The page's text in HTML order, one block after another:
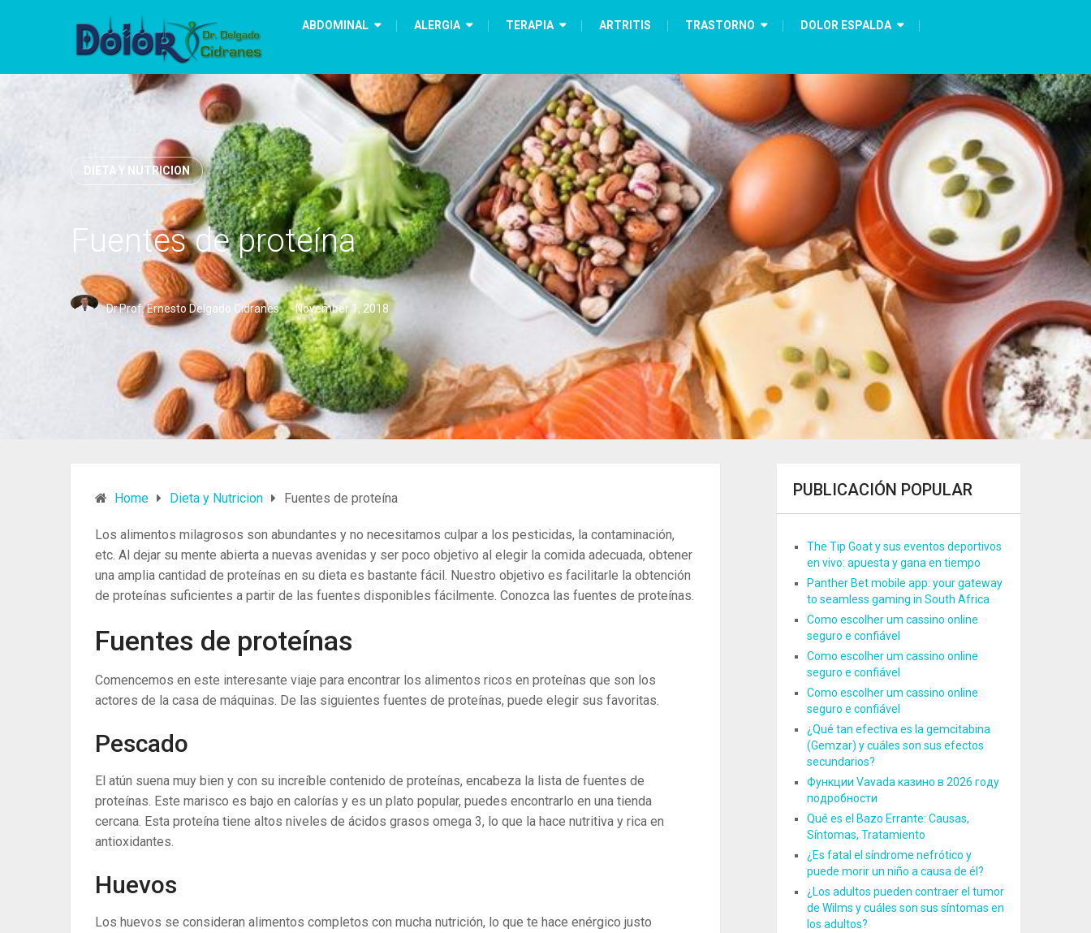
ABDOMINAL ALERGIA TERAPIA ARTRITIS TRASTORNO DOLOR ESPALDA
DIETA Y NUTRICION
Fuentes de proteína
Dr.Prof. Ernesto Delgado Cidranes November 1, 2018
Home Dieta y Nutricion Fuentes de proteína
Los alimentos milagrosos son abundantes y no necesitamos culpar a los pesticidas, la contaminación,
etc. Al dejar su mente abierta a nuevas avenidas y ser poco objetivo al elegir la comida adecuada, obtener
una amplia cantidad de proteínas en su dieta es bastante fácil. Nuestro objetivo es facilitarle la obtención
de proteínas suficientes a partir de las fuentes disponibles fácilmente. Conozca las fuentes de proteínas.
Fuentes de proteínas
Comencemos en este interesante viaje para encontrar los alimentos ricos en proteínas que son los
actores de la casa de máquinas. De las siguientes fuentes de proteínas, puede elegir sus favoritas.
Pescado
El atún suena muy bien y con su increíble contenido de proteínas, encabeza la lista de fuentes de
proteínas. Este marisco es bajo en calorías y es un plato popular, puedes encontrarlo en una tienda
cercana. Esta proteína tiene altos niveles de ácidos grasos omega 3, lo que la hace nutritiva y rica en
antioxidantes.
Huevos
Los huevos se consideran alimentos completos con mucha nutrición, lo que te hace enérgico justo
PUBLICACIÓN POPULAR
The Tip Goat y sus eventos deportivos
en vivo: apuesta y gana en tiempo
Panther Bet mobile app: your gateway
to seamless gaming in South Africa
Como escolher um cassino online
seguro e confiável
Como escolher um cassino online
seguro e confiável
Como escolher um cassino online
seguro e confiável
¿Qué tan efectiva es la gemcitabina
(Gemzar) y cuáles son sus efectos
secundarios?
Функции Vavada казино в 2026 году
подробности
Qué es el Bazo Errante: Causas,
Síntomas, Tratamiento
¿Es fatal el síndrome nefrótico y
puede morir un niño a causa de él?
¿Los adultos pueden contraer el tumor
de Wilms y cuáles son sus síntomas en
los adultos?